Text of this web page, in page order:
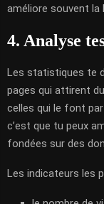
améliore souvent
4. Analyse
Les statistiques te
pages qui attirent
celles qui le font
c’est que tu peux
fondées sur des
Les indicateurs les